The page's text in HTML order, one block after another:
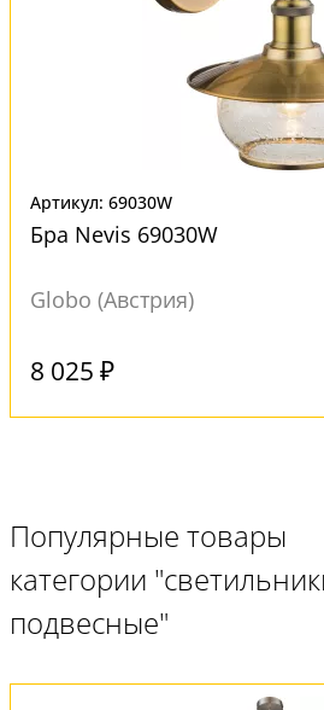
Артикул: 69030W
Бра Nevis 69030W
Globo (Австрия)
8 025 ₽
Популярные товары
категории
подвесные"